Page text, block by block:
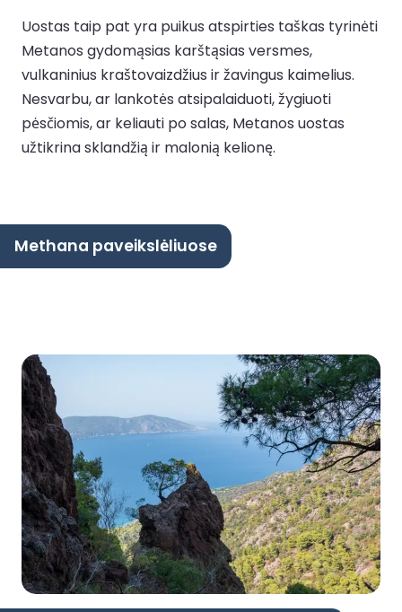
Uostas taip pat yra puikus atspirties taškas tyrinėti
Metanos gydomąsias karštąsias versmes,
vulkaninius kraštovaizdžius ir žavingus kaimelius.
Nesvarbu, ar lankotės atsipalaiduoti, žygiuoti
pėsčiomis, ar keliauti po salas, Metanos uostas
užtikrina sklandžią ir malonią kelionę.
Methana paveikslėliuose